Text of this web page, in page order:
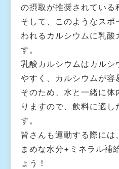
の摂取が推奨されている
そして、このようなスポ
われるカルシウムに乳酸
す。
乳酸カルシウムはカルシ
やすく、カルシウムが容
そのため、水と一緒に体
りますので、飲料に適し
す。
皆さんも運動する際には
まめな水分+ミネラル補
ょう！